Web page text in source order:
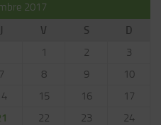
2017
V S
D
1
2
3
7 8 9
10
15 16
17
22 23
24